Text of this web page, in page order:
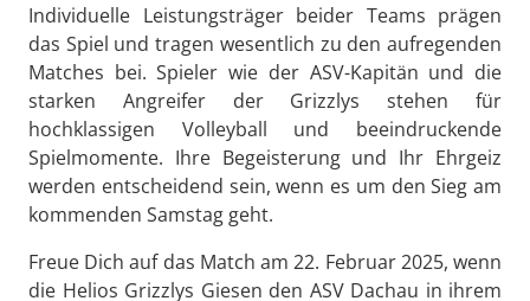
Individuelle Leistungsträger beider Teams prägen
das Spiel und tragen wesentlich zu den aufregenden
Matches bei. Spieler wie der ASV-Kapitän und die
starken Angreifer der Grizzlys stehen für
hochklassigen Volleyball und beeindruckende
Spielmomente. Ihre Begeisterung und Ihr Ehrgeiz
werden entscheidend sein, wenn es um den Sieg am
kommenden Samstag geht.
Freue Dich auf das Match am 22. Februar 2025, wenn
die Helios Grizzlys Giesen den ASV Dachau in ihrem